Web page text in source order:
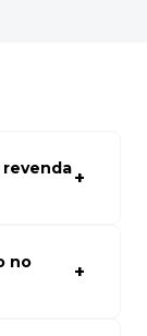
revenda
preços
no